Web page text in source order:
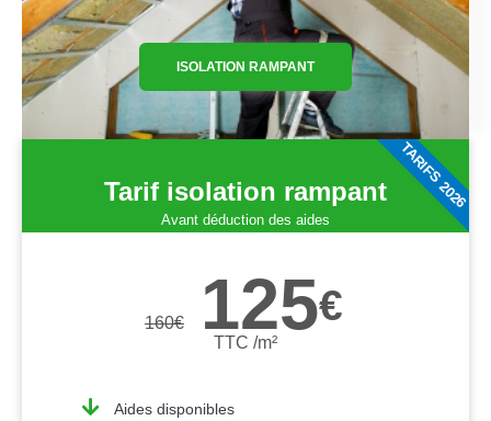
ISOLATION RAMPANT
Tarif isolation rampant
Avant déduction des aides
160€ 125€
TTC /m²
Aides disponibles
TARIFS 2026